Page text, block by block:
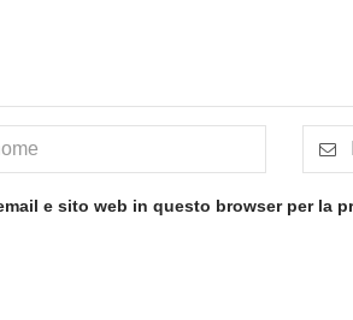
e sito web in questo browser per la